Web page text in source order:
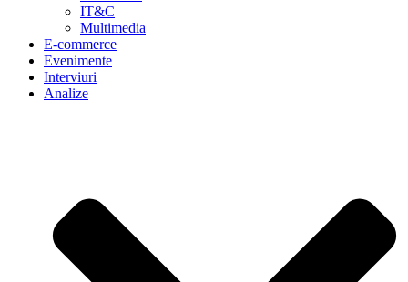
IT&C
Multimedia
E-commerce
Evenimente
Interviuri
Analize